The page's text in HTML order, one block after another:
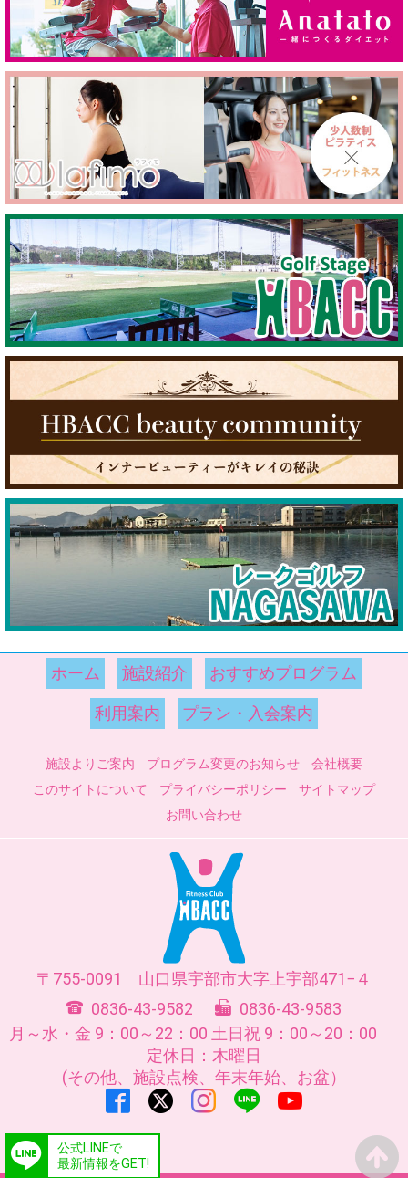
公式LINEで
最新情報をGET!
ホーム 施設紹介 おすすめプログラム
利用案内 プラン・入会案内
施設よりご案内 プログラム変更のお知らせ
会社概要
このサイトについて
プライバシーポリシー
サイトマップ
お問い合わせ
755-0091 山口県宇部市大字上宇部471−４
0836-43-9582
0836-43-9583
月～水・金 9：00～22：00 土日祝 9：00～20：00
定休日：木曜日
(その他、施設点検、年末年始、お盆）